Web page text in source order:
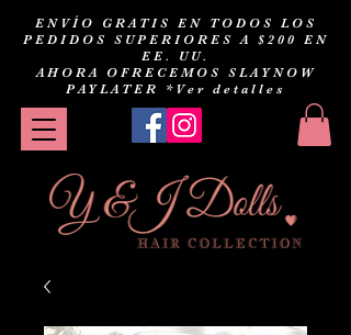
ENVÍO GRATIS EN TODOS LOS
PEDIDOS SUPERIORES A $200 EN
EE. UU.
AHORA OFRECEMOS SLAYNOW
PAYLATER
*Ver detalles